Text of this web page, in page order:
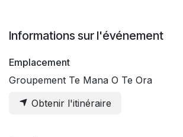
Informations sur l'événement
Emplacement
Groupement Te Mana O Te Ora
Obtenir l'itinéraire